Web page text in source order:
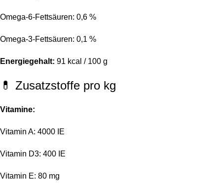
Omega-6-Fettsäuren: 0,6 %
Omega-3-Fettsäuren: 0,1 %
Energiegehalt: 91 kcal / 100 g
💊 Zusatzstoffe pro kg
Vitamine:
Vitamin A: 4000 IE
Vitamin D3: 400 IE
Vitamin E: 80 mg